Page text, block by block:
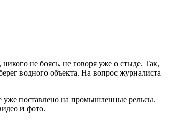
не боясь, не говоря уже о стыде. Так,
водного объекта. На вопрос журналиста
уже поставлено на промышленные рельсы.
и фото.